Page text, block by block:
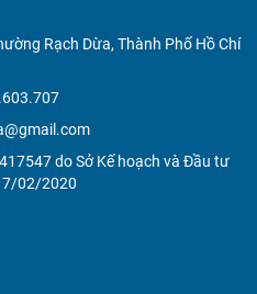
Rạch Dừa, Thành Phố Hồ Chí
do Sở Kế hoạch và Đầu tư
02/2020